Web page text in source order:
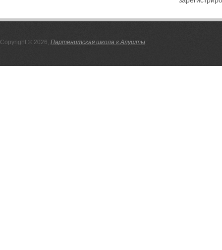
Copyright © 2026, Партенитская школа г.Алушты